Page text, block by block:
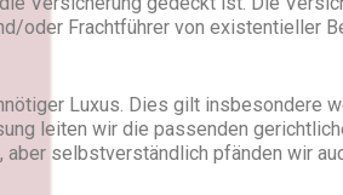
oder Frachtführer von existentieller
Luxus. Dies gilt insbesondere
leiten wir die passenden
selbstverständlich pfänden wir